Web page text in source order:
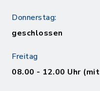
Donnerstag:
geschlossen
Freitag
08.00 - 12.00 Uhr